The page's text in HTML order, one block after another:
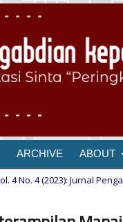
ARCHIVE ABOUT
4 No. 4 (2023): Jurnal